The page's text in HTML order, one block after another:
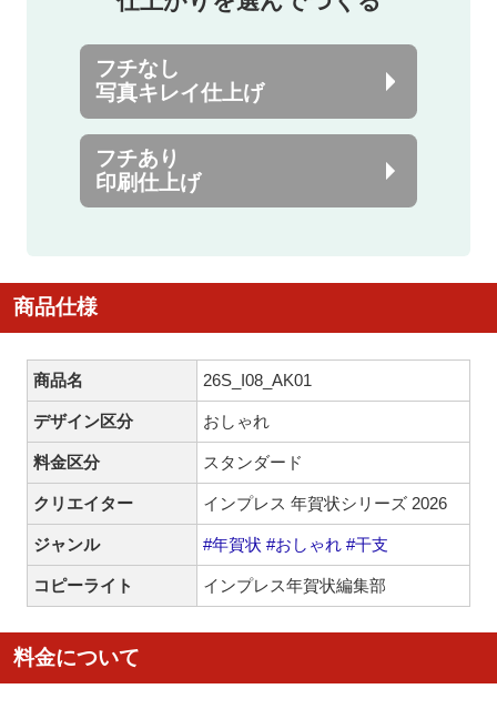
フチなし
写真キレイ仕上げ
フチあり
印刷仕上げ
商品仕様
商品名 26S_I08_AK01
デザイン区分 おしゃれ
料金区分 スタンダード
クリエイター インプレス 年賀状シリーズ 2026
ジャンル #年賀状 #おしゃれ #干支
コピーライト インプレス年賀状編集部
料金について